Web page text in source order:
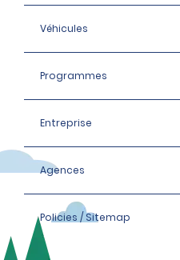
Véhicules
Programmes
Entreprise
Agences
Policies / Sitemap